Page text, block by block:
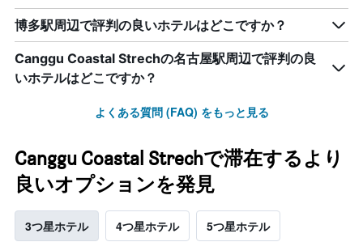
博多駅周辺で評判の良いホテルはどこですか？
Canggu Coastal Strechの名古屋駅周辺で評判の良
いホテルはどこですか？
よくある質問 (FAQ) をもっと見る
Canggu Coastal Strechで滞在するより
良いオプションを発見
3つ星ホテル 4つ星ホテル 5つ星ホテル